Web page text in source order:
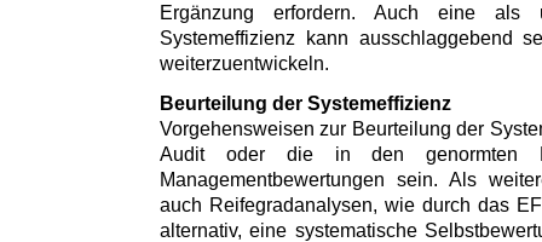
Ergänzung erfordern. Auch eine als
Systemeffizienz kann ausschlaggebend
weiterzuentwickeln.
Beurteilung der Systemeffizienz
Vorgehensweisen zur Beurteilung der
Audit oder die in den genormten
Managementbewertungen sein. Als
auch Reifegradanalysen, wie durch das
alternativ, eine systematische